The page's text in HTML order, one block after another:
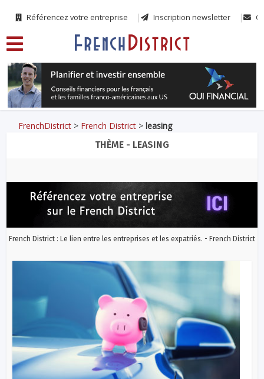
Référencez votre entreprise Inscription newsletter
FrenchDistrict > French District >leasing
THÈME - LEASING
French District : Le lien entre les entreprises et les expatriés. - French District